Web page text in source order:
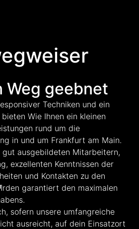
Weg geebnet
Techniken und ein
Wie Ihnen ein kleinen
rund um die
in und um Frankfurt am Main.
gut ausgebildeten Mitarbeitern,
exzellenten Kenntnissen der
und Kontakten zu den
garantiert den maximalen
sofern unsere umfangreiche
ausreicht, auf dein Einsatzort